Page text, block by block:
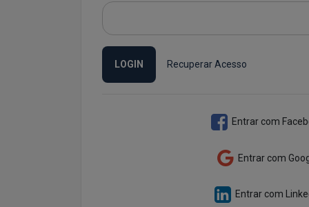
LOGIN Recuperar Acesso
Entrar com
Entrar com
Entrar com